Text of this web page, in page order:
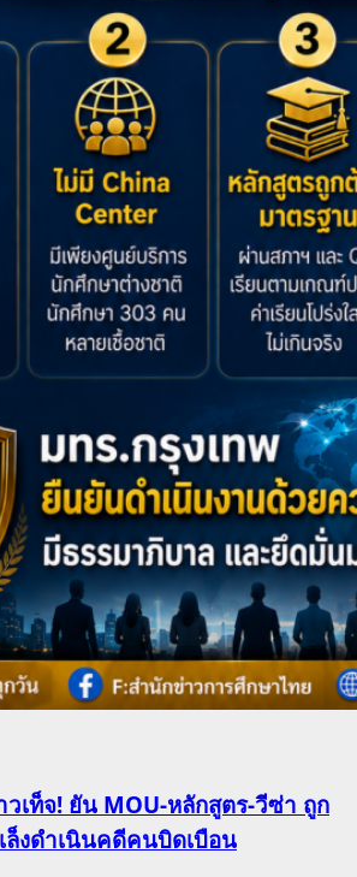
วเท็จ! ยัน MOU-หลักสูตร-วีซ่า ถูก
ล็งดำเนินคดีคนบิดเบือน